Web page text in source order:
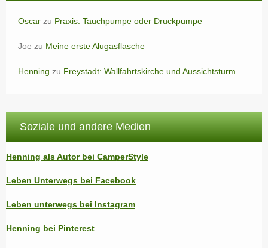
Oscar zu Praxis: Tauchpumpe oder Druckpumpe
Joe zu Meine erste Alugasflasche
Henning zu Freystadt: Wallfahrtskirche und Aussichtsturm
Soziale und andere Medien
Henning als Autor bei CamperStyle
Leben Unterwegs bei Facebook
Leben unterwegs bei Instagram
Henning bei Pinterest